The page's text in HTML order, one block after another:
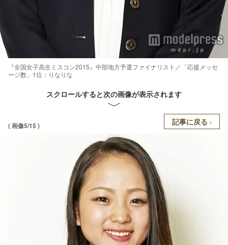
『全国女子高生ミスコン2015』中部地方予選ファイナリスト／「応援メッセ
ージ数」1位：りなりな
スクロールすると次の画像が表示されます
( 画像5/15 ) 記事に戻る